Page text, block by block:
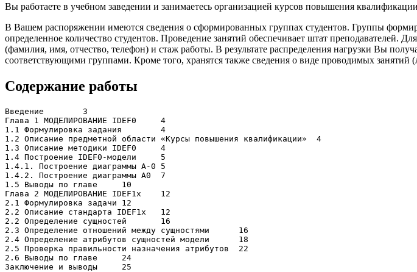
Вы работаете в учебном заведении и занимаетесь организацией курсов повышения
В Вашем распоряжении имеются сведения о сформированных группах студентов. Группы
определенное количество студентов. Проведение занятий обеспечивает штат преподавателей.
(фамилия, имя, отчество, телефон) и стаж работы. В результате распределения нагрузки Вы
соответствующими группами. Кроме того, хранятся также сведения о виде проводимых занятий
Содержание работы
Введение	3
Глава 1 МОДЕЛИРОВАНИЕ IDEF0	4
1.1 Формулировка задания	4
1.2 Описание предметной области «Курсы повышения квалификации»	4
1.3 Описание методики IDEF0	4
1.4 Построение IDEF0-модели	5
1.4.1. Построение диаграммы А-0	5
1.4.2. Построение диаграммы А0	7
1.5 Выводы по главе	10
Глава 2 МОДЕЛИРОВАНИЕ IDEF1x	12
2.1 Формулировка задачи	12
2.2 Описание стандарта IDEF1x	12
2.2 Определение сущностей	16
2.3 Определение отношений между сущностями	16
2.4 Определение атрибутов сущностей модели	18
2.5 Проверка правильности назначения атрибутов	22
2.6 Выводы по главе	24
Заключение и выводы	25